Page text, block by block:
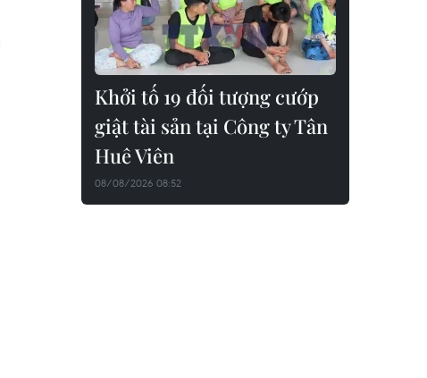
Khởi tố 19 đối tượng cướp
giật tài sản tại Công ty Tân
Huê Viên
08/08/2026 08:52